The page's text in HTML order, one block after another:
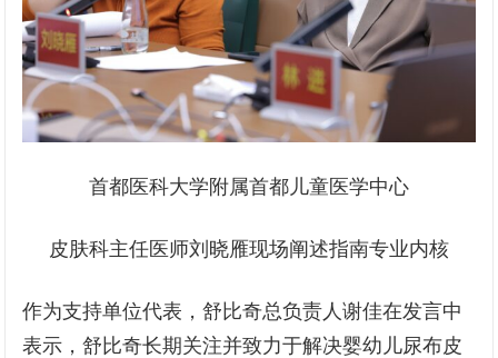
首都医科大学附属首都儿童医学中心
皮肤科主任医师刘晓雁现场阐述指南专业内核
作为支持单位代表，舒比奇总负责人谢佳在发言中
表示，舒比奇长期关注并致力于解决婴幼儿尿布皮